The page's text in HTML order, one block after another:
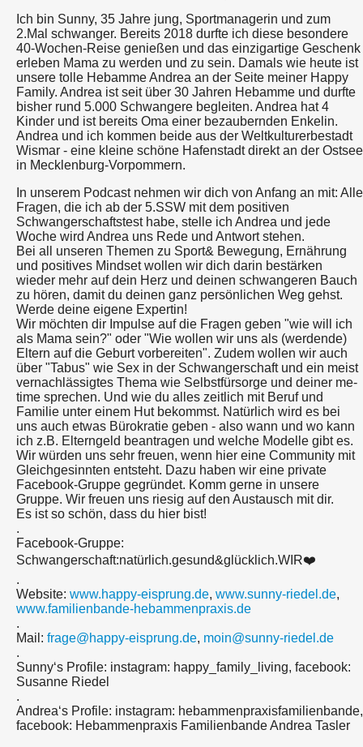
Ich bin Sunny, 35 Jahre jung, Sportmanagerin und zum
2.Mal schwanger. Bereits 2018 durfte ich diese besondere
40-Wochen-Reise genießen und das einzigartige Geschenk
erleben Mama zu werden und zu sein. Damals wie heute ist
unsere tolle Hebamme Andrea an der Seite meiner Happy
Family. Andrea ist seit über 30 Jahren Hebamme und durfte
bisher rund 5.000 Schwangere begleiten. Andrea hat 4
Kinder und ist bereits Oma einer bezaubernden Enkelin.
Andrea und ich kommen beide aus der Weltkulturerbestadt
Wismar - eine kleine schöne Hafenstadt direkt an der Ostsee
in Mecklenburg-Vorpommern.
In unserem Podcast nehmen wir dich von Anfang an mit: Alle
Fragen, die ich ab der 5.SSW mit dem positiven
Schwangerschaftstest habe, stelle ich Andrea und jede
Woche wird Andrea uns Rede und Antwort stehen.
Bei all unseren Themen zu Sport& Bewegung, Ernährung
und positives Mindset wollen wir dich darin bestärken
wieder mehr auf dein Herz und deinen schwangeren Bauch
zu hören, damit du deinen ganz persönlichen Weg gehst.
Werde deine eigene Expertin!
Wir möchten dir Impulse auf die Fragen geben "wie will ich
als Mama sein?" oder "Wie wollen wir uns als (werdende)
Eltern auf die Geburt vorbereiten". Zudem wollen wir auch
über "Tabus" wie Sex in der Schwangerschaft und ein meist
vernachlässigtes Thema wie Selbstfürsorge und deiner me-
time sprechen. Und wie du alles zeitlich mit Beruf und
Familie unter einem Hut bekommst. Natürlich wird es bei
uns auch etwas Bürokratie geben - also wann und wo kann
ich z.B. Elterngeld beantragen und welche Modelle gibt es.
Wir würden uns sehr freuen, wenn hier eine Community mit
Gleichgesinnten entsteht. Dazu haben wir eine private
Facebook-Gruppe gegründet. Komm gerne in unsere
Gruppe. Wir freuen uns riesig auf den Austausch mit dir.
Es ist so schön, dass du hier bist!
.
Facebook-Gruppe:
Schwangerschaft:natürlich.gesund&glücklich.WIR❤️
.
Website: www.happy-eisprung.de, www.sunny-riedel.de,
www.familienbande-hebammenpraxis.de
.
Mail: frage@happy-eisprung.de, moin@sunny-riedel.de
.
Sunny‘s Profile: instagram: happy_family_living, facebook:
Susanne Riedel
.
Andrea‘s Profile: instagram: hebammenpraxisfamilienbande,
facebook: Hebammenpraxis Familienbande Andrea Tasler